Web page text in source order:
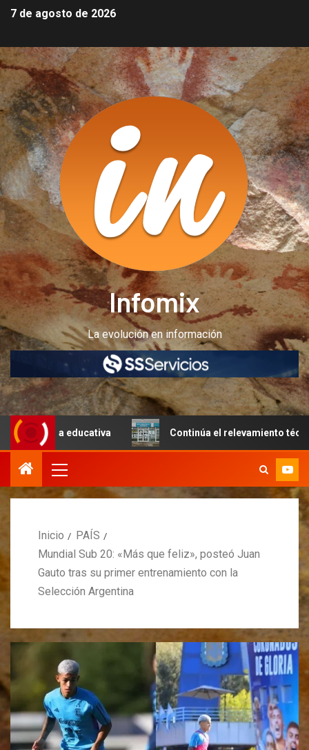
7 de agosto de 2026
Infomix
La evolución en información
educativa Continúa el relevamiento técnico en
Inicio
PAÍS
Mundial Sub 20: «Más que feliz», posteó Juan
Gauto tras su primer entrenamiento con la
Selección Argentina